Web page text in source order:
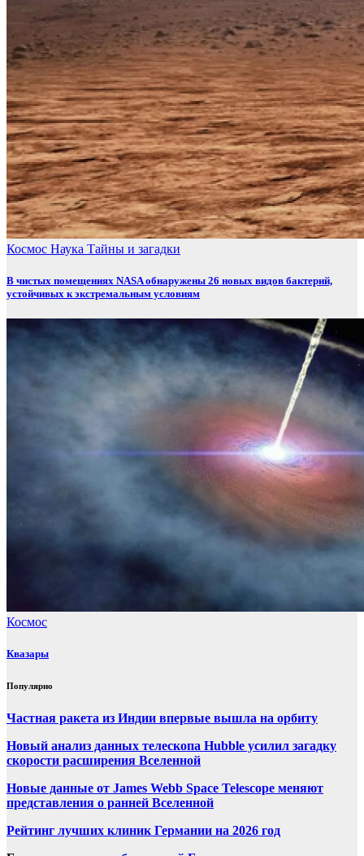
Космос Наука Тайны и загадки
В чистых помещениях NASA обнаружены 26 новых видов бактерий,
устойчивых к экстремальным условиям
Космос
Квазары
Популярно
Частная ракета из Индии впервые вышла на орбиту
Новый анализ данных телескопа Hubble усилил загадку
скорости расширения Вселенной
Новые данные от James Webb Space Telescope меняют
представления о ранней Вселенной
Рейтинг лучших клиник Германии на 2026 год